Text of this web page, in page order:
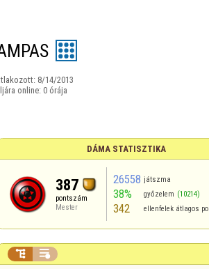
8/14/2013
online: 0 órája
DÁMA STATISZTIKA
387
pontszám
Mester
26558 játszma
38% győzelem (10214)
342 ellenfelek átlagos
 